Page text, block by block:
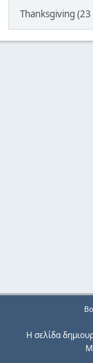
Thanksgiving
Η σελίδα